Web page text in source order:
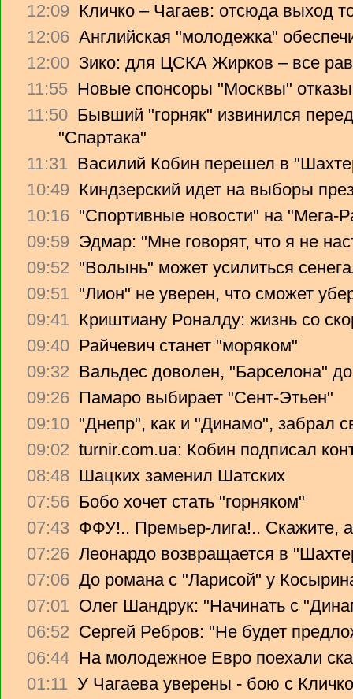
12:09 Кличко – Чагаев: отсюда выход
12:06 Английская "молодежка"
12:00 Зико: для ЦСКА Жирков – все
11:55 Новые спонсоры "Москвы"
11:50 Бывший "горняк" извинился
"Спартака"
11:31 Василий Кобин перешел в
10:49 Киндзерский идет на выборы
10:16 "Спортивные новости" на "Мега-
09:59 Эдмар: "Мне говорят, что я не
09:52 "Волынь" может усилиться
09:51 "Лион" не уверен, что сможет
09:41 Криштиану Роналду: жизнь со
09:40 Райчевич станет "моряком"
09:32 Вальдес доволен, "Барселона"
09:26 Памаро выбирает "Сент-Этьен"
09:10 "Днепр", как и "Динамо", забрал
09:02 turnir.com.ua: Кобин подписал
08:48 Шацких заменил Шатских
07:56 Бобо хочет стать "горняком"
07:43 ФФУ!.. Премьер-лига!.. Скажите,
07:26 Леонардо возвращается в
07:06 До романа с "Ларисой" у
07:01 Олег Шандрук: "Начинать с
06:52 Сергей Ребров: "Не будет
06:44 На молодежное Евро поехали
01:11 У Чагаева уверены - бою с